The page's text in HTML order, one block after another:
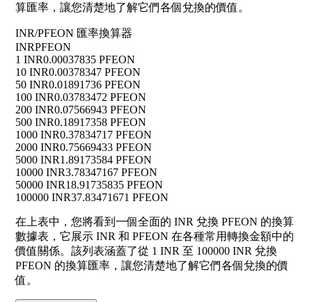
算匯率，讓您清楚地了解它們各個兌換的價值。
INR/PFEON 匯率換算器
INRPFEON
1 INR0.00037835 PFEON
10 INR0.00378347 PFEON
50 INR0.01891736 PFEON
100 INR0.03783472 PFEON
200 INR0.07566943 PFEON
500 INR0.18917358 PFEON
1000 INR0.37834717 PFEON
2000 INR0.75669433 PFEON
5000 INR1.89173584 PFEON
10000 INR3.78347167 PFEON
50000 INR18.91735835 PFEON
100000 INR37.83471671 PFEON
在上表中，您將看到一個全面的 INR 兌換 PFEON 的換算
數據表，它展示 INR 和 PFEON 在各種常用轉換金額中的
價值關係。該列表涵蓋了從 1 INR 至 100000 INR 兌換
PFEON 的換算匯率，讓您清楚地了解它們各個兌換的價
值。